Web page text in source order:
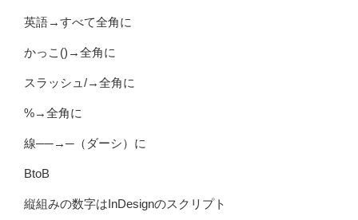
英語→すべて全角に
かっこ()→全角に
スラッシュ/→全角に
%→全角に
線──→─（ダーシ）に
BtoB
縦組みの数字はInDesignのスクリプト